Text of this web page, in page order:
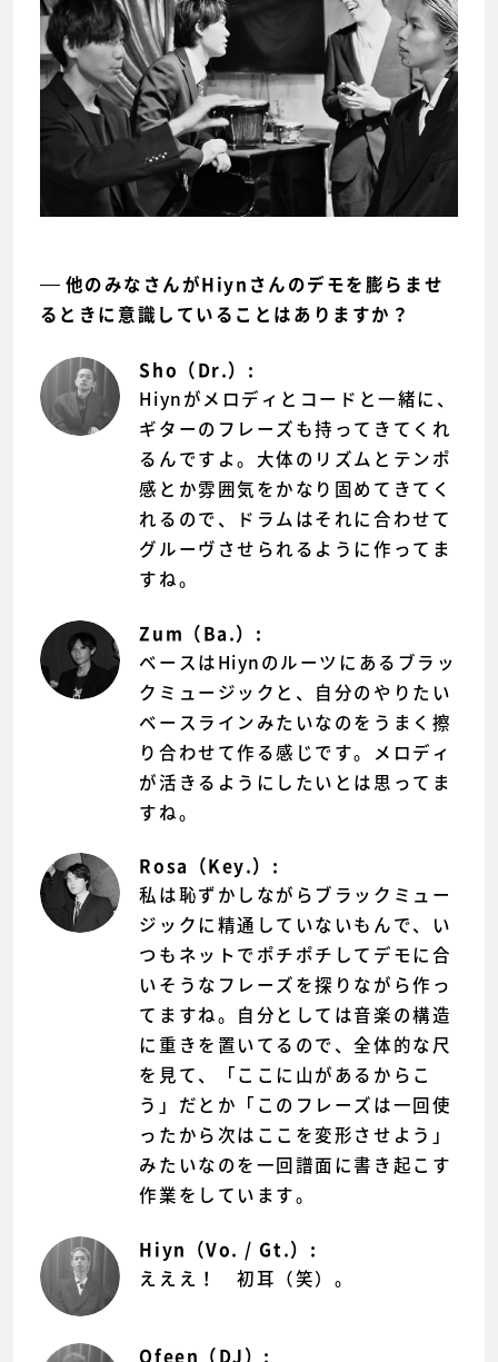
他のみなさんがHiynさんのデモを膨らませ
るときに意識していることはありますか？
Sho（Dr.）:
Hiynがメロディとコードと一緒に、
ギターのフレーズも持ってきてくれ
るんですよ。大体のリズムとテンポ
感とか雰囲気をかなり固めてきてく
れるので、ドラムはそれに合わせて
グルーヴさせられるように作ってま
すね。
Zum（Ba.）:
ベースはHiynのルーツにあるブラッ
クミュージックと、自分のやりたい
ベースラインみたいなのをうまく擦
り合わせて作る感じです。メロディ
が活きるようにしたいとは思ってま
すね。
Rosa（Key.）:
私は恥ずかしながらブラックミュー
ジックに精通していないもんで、い
つもネットでポチポチしてデモに合
いそうなフレーズを探りながら作っ
てますね。自分としては音楽の構造
に重きを置いてるので、全体的な尺
を見て、「ここに山があるからこ
う」だとか「このフレーズは一回使
ったから次はここを変形させよう」
みたいなのを一回譜面に書き起こす
作業をしています。
Hiyn（Vo. / Gt.）:
えええ！ 初耳（笑）。
Ofeen（DJ）: